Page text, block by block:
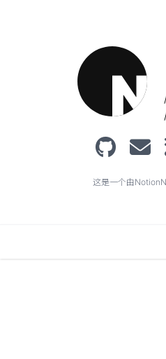
这是一个由